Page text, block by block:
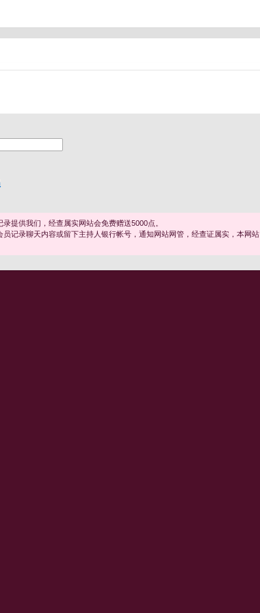
提供我们，经查属实网站会免费赠送5000点。
记录聊天内容或留下主持人银行帐号，通知网站网管，经查证属实，本网站